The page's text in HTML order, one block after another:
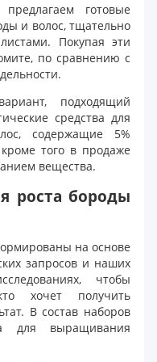
готовые
и волос, тщательно
Покупая эти
по сравнению с
подходящий
средства для
содержащие 5%
того в продаже
вещества.
роста бороды
на основе
запросов и наших
чтобы
хочет получить
В состав наборов
для выращивания